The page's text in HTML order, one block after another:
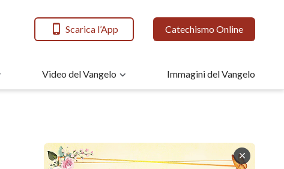
Scarica l’App Catechismo Online
Video del Vangelo Immagini del Vangelo